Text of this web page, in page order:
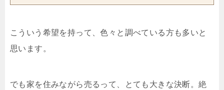
こういう希望を持って、色々と調べている方も多いと
思います。
でも家を住みながら売るって、とても大きな決断。絶